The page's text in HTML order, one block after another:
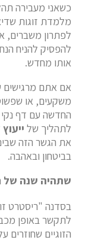
כשאני מעבירה
מלמדת זוגות
לפתרון משברים,
להפסיק להניח
אותו מחדש.
אם אתם מרגישים
משקעים, או
החדשה עם דף נקי
לתהליך של
את הגשר הזה
בביטחון ובאהבה.
שתהיה שנה של
בסדנה "ריסטרט
לתקשר באופן
הזוגיים שחוזרים